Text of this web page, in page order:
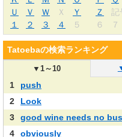
Ｕ
Ｖ Ｗ Ｘ Ｙ Ｚ
記
１
２ ３ ４ ５ ６ ７
Tatoebaの検索ランキング
▼1～10
1
push
2
Look
3
good wine needs no
4
obviously